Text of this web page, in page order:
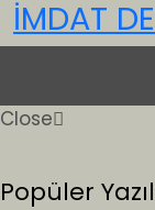
İMDAT
Close
Popüler